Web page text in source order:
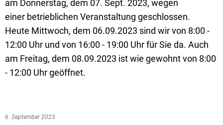
am Donnerstag, dem 07. Sept. 2023, wegen
einer betrieblichen Veranstaltung geschlossen.
Heute Mittwoch, dem 06.09.2023 sind wir von 8:00 -
12:00 Uhr und von 16:00 - 19:00 Uhr für Sie da. Auch
am Freitag, dem 08.09.2023 ist wie gewohnt von 8:00
- 12:00 Uhr geöffnet.
6. September 2023